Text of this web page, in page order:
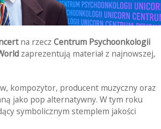
na rzecz Centrum Psychoonkologii
zaprezentują materiał z najnowszej,
kompozytor, producent muzyczny oraz
jako pop alternatywny. W tym roku
symbolicznym stemplem jakości